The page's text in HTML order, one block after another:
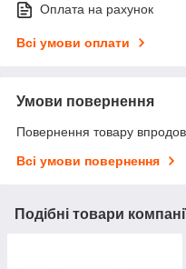
Оплата на рахунок
Всі умови оплати
Умови повернення
Повернення товару
Всі умови повернення
Подібні товари